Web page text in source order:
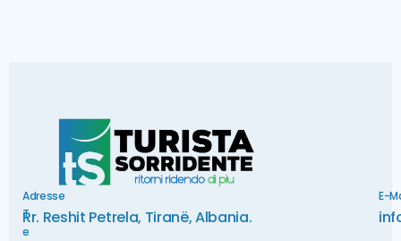
T
e
Adresse
Rr. Reshit Petrela, Tiranë, Albania.
E-